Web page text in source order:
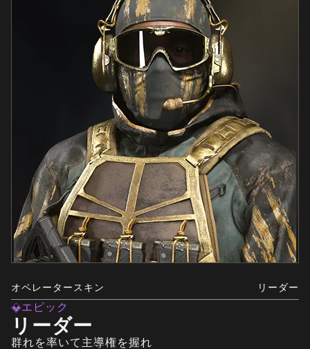
オペレータースキン リーダー
エピック
リーダー
群れを率いて主導権を握れ